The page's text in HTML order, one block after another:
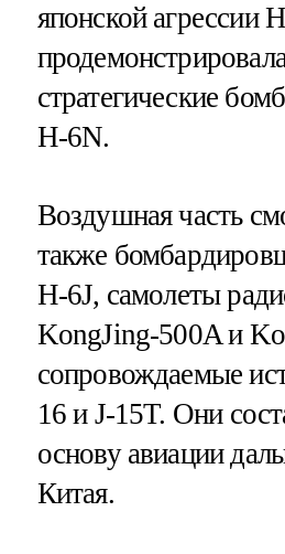
японской
стратегические
H-6N.
Воздушная часть
также
H-6J, самолеты
KongJing-500A и
сопровождаемые
16 и J-15T. Они
основу авиации
Китая.